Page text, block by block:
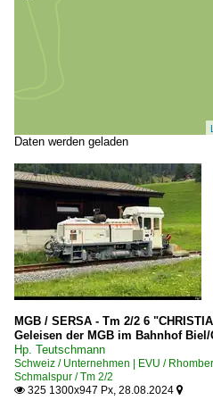
Daten werden geladen
MGB / SERSA - Tm 2/2 6
Geleisen der MGB im Bahnhof Biel/
Hp. Teutschmann
Schweiz / Unternehmen | EVU /
Schmalspur / Tm 2/2
 325 1300x947 Px, 28.08.2024 